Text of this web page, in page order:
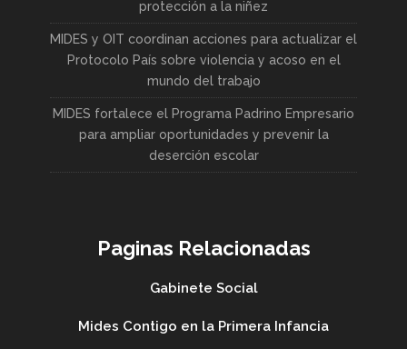
protección a la niñez
MIDES y OIT coordinan acciones para actualizar el
Protocolo País sobre violencia y acoso en el
mundo del trabajo
MIDES fortalece el Programa Padrino Empresario
para ampliar oportunidades y prevenir la
deserción escolar
Paginas Relacionadas
Gabinete Social
Mides Contigo en la Primera Infancia